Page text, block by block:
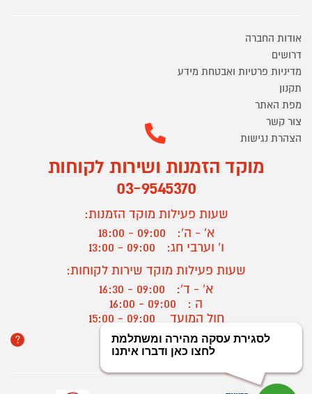
אודות החברה
דרושים
מדיניות פרטיות ואבטחת מידע
תקנון
מפת האתר
צור קשר
הצהרת נגישות
מוקד הזמנות ושירות לקוחות
03-9545370
שעות פעילות מוקד הזמנות:
א' - ה':
09:00 - 18:00
ו' וערבי חג:
09:00 - 13:00
שעות פעילות מוקד שירות לקוחות:
א' - ד':
09:00 - 16:30
ה :
09:00 - 16:00
חול המועד
? יצירת קשר/ביטול הזמנה